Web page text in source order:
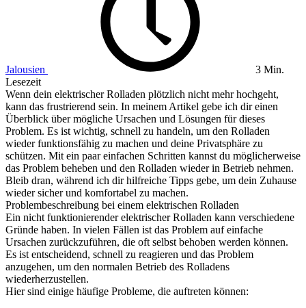
Jalousien
3 Min.
Lesezeit
Wenn dein elektrischer Rolladen plötzlich nicht mehr hochgeht,
kann das frustrierend sein. In meinem Artikel gebe ich dir einen
Überblick über mögliche Ursachen und Lösungen für dieses
Problem. Es ist wichtig, schnell zu handeln, um den Rolladen
wieder funktionsfähig zu machen und deine Privatsphäre zu
schützen. Mit ein paar einfachen Schritten kannst du möglicherweise
das Problem beheben und den Rolladen wieder in Betrieb nehmen.
Bleib dran, während ich dir hilfreiche Tipps gebe, um dein Zuhause
wieder sicher und komfortabel zu machen.
Problembeschreibung bei einem elektrischen Rolladen
Ein nicht funktionierender elektrischer Rolladen kann verschiedene
Gründe haben. In vielen Fällen ist das Problem auf einfache
Ursachen zurückzuführen, die oft selbst behoben werden können.
Es ist entscheidend, schnell zu reagieren und das Problem
anzugehen, um den normalen Betrieb des Rolladens
wiederherzustellen.
Hier sind einige häufige Probleme, die auftreten können: